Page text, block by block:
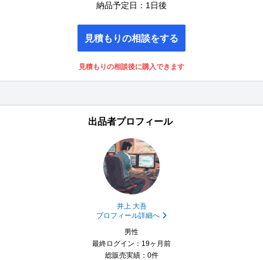
納品予定日：1日後
見積もりの相談をする
見積もりの相談後に購入できます
出品者プロフィール
井上 大吾
プロフィール詳細へ
男性
最終ログイン：19ヶ月前
総販売実績：0件